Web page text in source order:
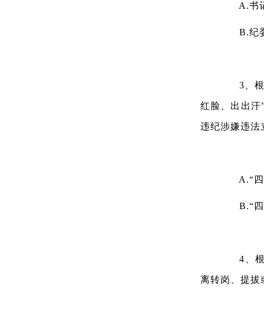
A.书
B.纪
3、根据
红脸、出出汗
违纪涉嫌违法
A.“四
B.“四
4、根
离转岗、提拔